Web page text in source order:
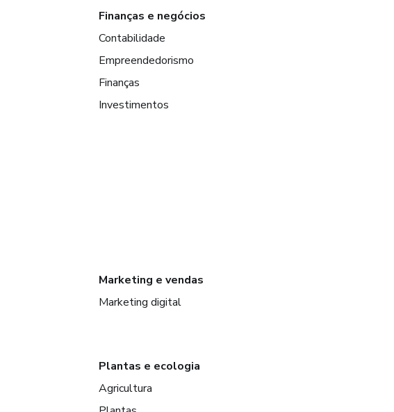
Finanças e negócios
Contabilidade
Empreendedorismo
Finanças
Investimentos
Marketing e vendas
Marketing digital
Plantas e ecologia
Agricultura